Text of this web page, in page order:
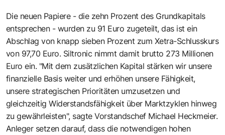
Die neuen Papiere - die zehn Prozent des Grundkapitals
entsprechen - wurden zu 91 Euro zugeteilt, das ist ein
Abschlag von knapp sieben Prozent zum Xetra-Schlusskurs
von 97,70 Euro. Siltronic nimmt damit brutto 273 Millionen
Euro ein. "Mit dem zusätzlichen Kapital stärken wir unsere
finanzielle Basis weiter und erhöhen unsere Fähigkeit,
unsere strategischen Prioritäten umzusetzen und
gleichzeitig Widerstandsfähigkeit über Marktzyklen hinweg
zu gewährleisten", sagte Vorstandschef Michael Heckmeier.
Anleger setzen darauf, dass die notwendigen hohen